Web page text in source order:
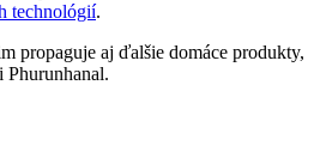
technológií.
propaguje aj ďalšie domáce produkty,